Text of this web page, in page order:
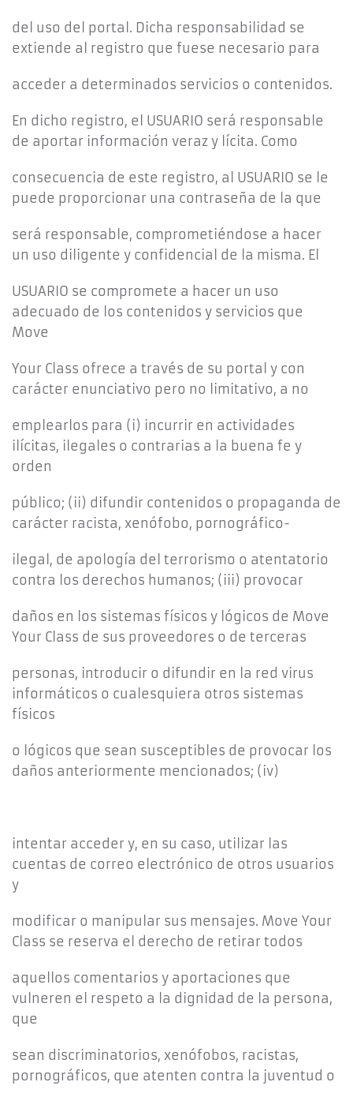
del uso del portal. Dicha responsabilidad se
extiende al registro que fuese necesario para
acceder a determinados servicios o contenidos.
En dicho registro, el USUARIO será responsable
de aportar información veraz y lícita. Como
consecuencia de este registro, al USUARIO se le
puede proporcionar una contraseña de la que
será responsable, comprometiéndose a hacer
un uso diligente y confidencial de la misma. El
USUARIO se compromete a hacer un uso
adecuado de los contenidos y servicios que
Move
Your Class ofrece a través de su portal y con
carácter enunciativo pero no limitativo, a no
emplearlos para (i) incurrir en actividades
ilícitas, ilegales o contrarias a la buena fe y
orden
público; (ii) difundir contenidos o propaganda de
carácter racista, xenófobo, pornográfico-
ilegal, de apología del terrorismo o atentatorio
contra los derechos humanos; (iii) provocar
daños en los sistemas físicos y lógicos de Move
Your Class de sus proveedores o de terceras
personas, introducir o difundir en la red virus
informáticos o cualesquiera otros sistemas
físicos
o lógicos que sean susceptibles de provocar los
daños anteriormente mencionados; (iv)
intentar acceder y, en su caso, utilizar las
cuentas de correo electrónico de otros usuarios
y
modificar o manipular sus mensajes. Move Your
Class se reserva el derecho de retirar todos
aquellos comentarios y aportaciones que
vulneren el respeto a la dignidad de la persona,
que
sean discriminatorios, xenófobos, racistas,
pornográficos, que atenten contra la juventud o